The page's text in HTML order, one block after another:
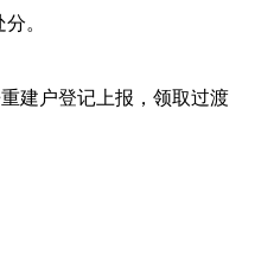
。
建户登记上报，领取过渡